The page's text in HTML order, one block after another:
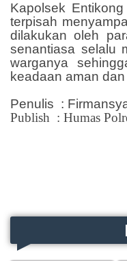
Kapolsek
terpisah
dilakukan oleh
senantiasa selalu
warganya
keadaan aman
Penulis :
Publish : Humas